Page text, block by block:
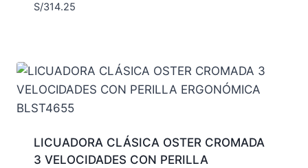
S/314.25
LICUADORA CLÁSICA OSTER CROMADA
3 VELOCIDADES CON PERILLA